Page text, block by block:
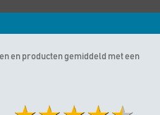
en producten gemiddeld met een